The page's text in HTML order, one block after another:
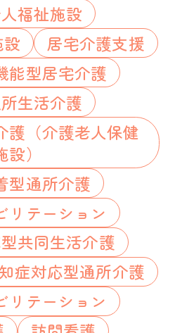
福祉施設
居宅介護支援
能型居宅介護
生活介護
護（介護老人保健
設）
型通所介護
リテーション
共同生活介護
症対応型通所介護
リテーション